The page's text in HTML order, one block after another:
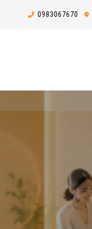
0983067670